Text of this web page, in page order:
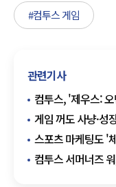
#컴투스 게임
관련기사
컴투스, '제우스:
AI·경제 시스템으
게임 꺼도 사냥·
공개
스포츠 마케팅도 '
접점 확대
컴투스 서머너즈